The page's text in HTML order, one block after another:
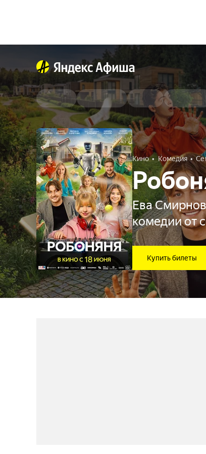
Кино Комедия
Ева
комедии от
Купить билеты